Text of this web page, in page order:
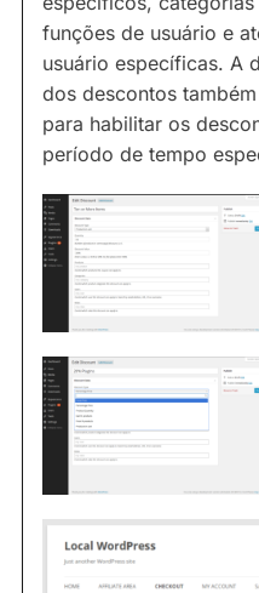
funções de usuário e
usuário específicas. A
dos descontos
para habilitar os
período de tempo